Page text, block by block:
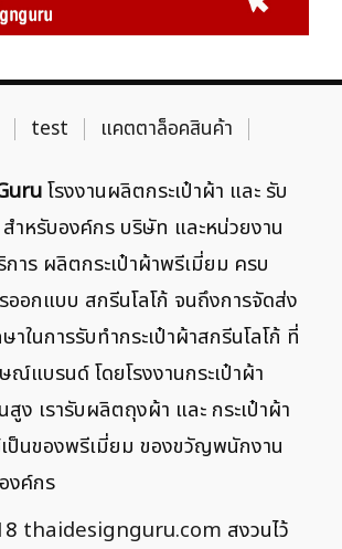
test แคตตาล็อคสินค้า
โรงงานผลิตกระเป๋าผ้า และ รับ
สำหรับองค์กร บริษัท และหน่วยงาน
การ ผลิตกระเป๋าผ้าพรีเมี่ยม ครบ
ออกแบบ สกรีนโลโก้ จนถึงการจัดส่ง
ในการรับทำกระเป๋าผ้าสกรีนโลโก้ ที่
แบรนด์ โดยโรงงานกระเป๋าผ้า
ง เรารับผลิตถุงผ้า และ กระเป๋าผ้า
เป็นของพรีเมี่ยม ของขวัญพนักงาน
งค์กร
thaidesignguru.com สงวนไว้